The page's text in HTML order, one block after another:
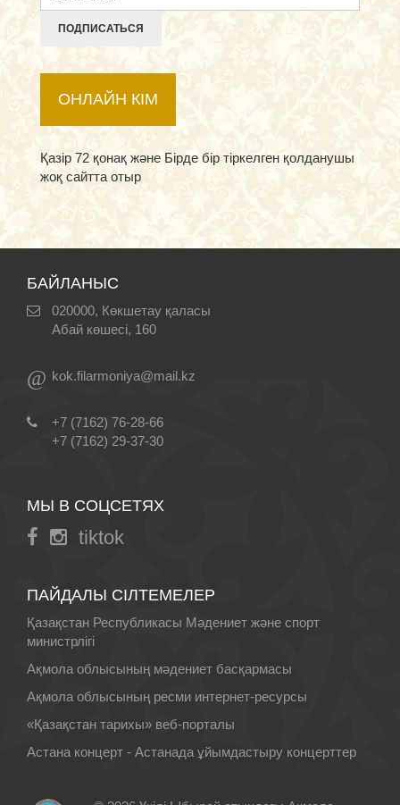
ПОДПИСАТЬСЯ
ОНЛАЙН КІМ
Қазір 72 қонақ және Бірде бір тіркелген қолданушы
жоқ сайтта отыр
БАЙЛАНЫС
020000, Көкшетау қаласы
Абай көшесі, 160
@ kok.filarmoniya@mail.kz
+7 (7162) 76-28-66
+7 (7162) 29-37-30
МЫ В СОЦСЕТЯХ
tiktok
ПАЙДАЛЫ СІЛТЕМЕЛЕР
Қазақстан Республикасы Мәдениет және спорт
министрлігі
Ақмола облысының мәдениет басқармасы
Ақмола облысының ресми интернет-ресурсы
«Қазақстан тарихы» веб-порталы
Астана концерт - Астанада ұйымдастыру концерттер